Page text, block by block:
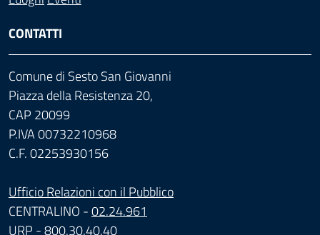
CONTATTI
Comune di Sesto San Giovanni
Piazza della Resistenza 20,
CAP 20099
P.IVA 00732210968
C.F. 02253930156
Ufficio Relazioni con il Pubblico
CENTRALINO -02.24.961
URP -800.30.40.40